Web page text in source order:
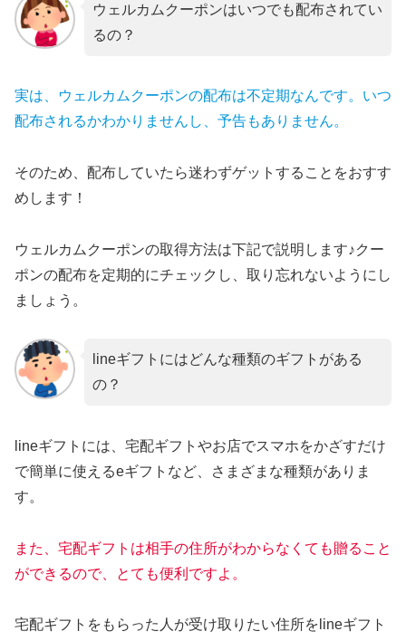
ウェルカムクーポンはいつでも配布されてい
るの？
実は、ウェルカムクーポンの配布は不定期なんです。いつ
配布されるかわかりませんし、予告もありません。
そのため、配布していたら迷わずゲットすることをおすす
めします！
ウェルカムクーポンの取得方法は下記で説明します♪クー
ポンの配布を定期的にチェックし、取り忘れないようにし
ましょう。
lineギフトにはどんな種類のギフトがある
の？
lineギフトには、宅配ギフトやお店でスマホをかざすだけ
で簡単に使えるeギフトなど、さまざまな種類がありま
す。
また、宅配ギフトは相手の住所がわからなくても贈ること
ができるので、とても便利ですよ。
宅配ギフトをもらった人が受け取りたい住所をlineギフト